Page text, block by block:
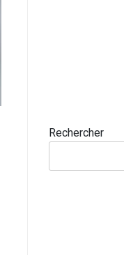
Rechercher